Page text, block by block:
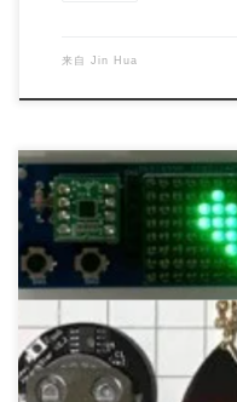
来自 Jin Hua
Ikkei is a freelance